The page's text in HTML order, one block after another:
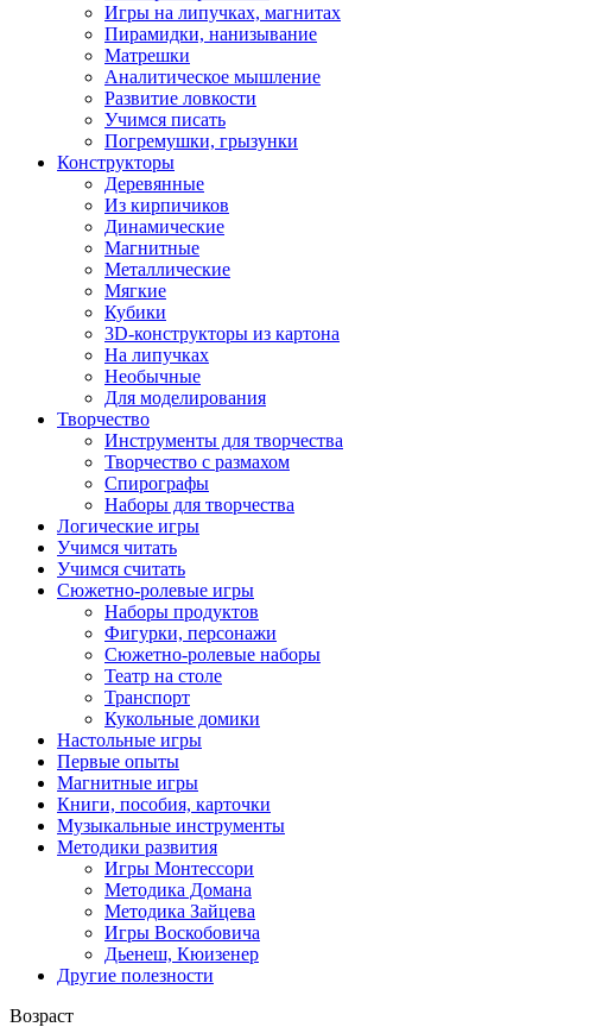
Игры на липучках, магнитах
Пирамидки, нанизывание
Матрешки
Аналитическое мышление
Развитие ловкости
Учимся писать
Погремушки, грызунки
Конструкторы
Деревянные
Из кирпичиков
Динамические
Магнитные
Металлические
Мягкие
Кубики
3D-конструкторы из картона
На липучках
Необычные
Для моделирования
Творчество
Инструменты для творчества
Творчество с размахом
Спирографы
Наборы для творчества
Логические игры
Учимся читать
Учимся считать
Сюжетно-ролевые игры
Наборы продуктов
Фигурки, персонажи
Сюжетно-ролевые наборы
Театр на столе
Транспорт
Кукольные домики
Настольные игры
Первые опыты
Магнитные игры
Книги, пособия, карточки
Музыкальные инструменты
Методики развития
Игры Монтессори
Методика Домана
Методика Зайцева
Игры Воскобовича
Дьенеш, Кюизенер
Другие полезности
Возраст